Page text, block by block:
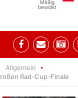
Mäßig
bewölkt
Allgemein
Rad-Cup-Finale